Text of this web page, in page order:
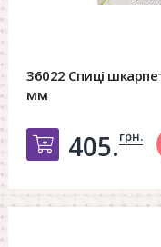
36022 Спиці
мм
Добавить в
405.грн.